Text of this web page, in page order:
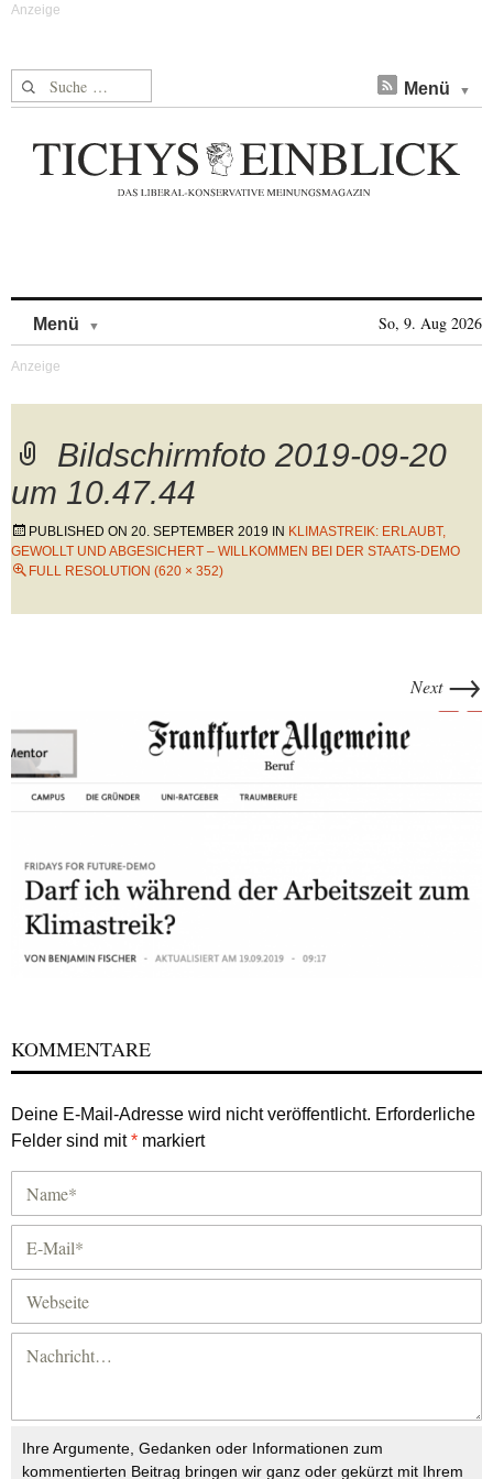
Suche nach: Menü
Menü So, 9. Aug 2026
Bildschirmfoto 2019-09-20
um 10.47.44
PUBLISHED ON 20. SEPTEMBER 2019 IN KLIMASTREIK: ERLAUBT,
GEWOLLT UND ABGESICHERT – WILLKOMMEN BEI DER STAATS-DEMO
FULL RESOLUTION (620 × 352)
Next →
KOMMENTARE
Deine E-Mail-Adresse wird nicht veröffentlicht. Erforderliche
Felder sind mit* markiert
Ihre Argumente, Gedanken oder Informationen zum
kommentierten Beitrag bringen wir ganz oder gekürzt mit Ihrem